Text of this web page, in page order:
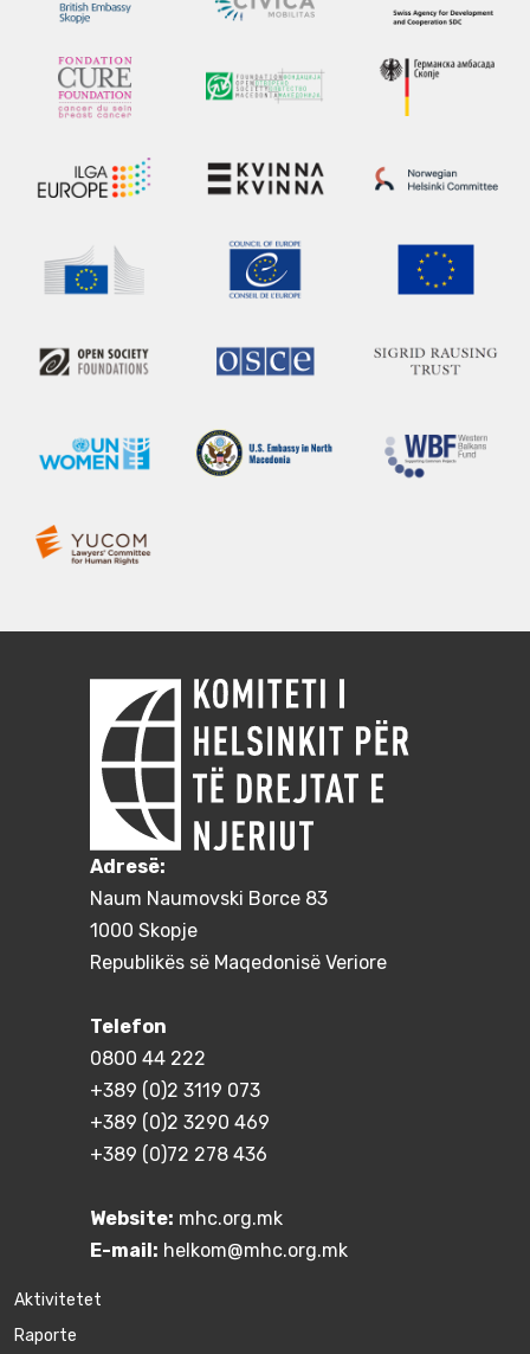
Adresë:
Naum Naumovski Borce 83
1000 Skopje
Republikës së Maqedonisë Veriore
Telefon
0800 44 222
+389 (0)2 3119 073
+389 (0)2 3290 469
+389 (0)72 278 436
Website: mhc.org.mk
E-mail: helkom@mhc.org.mk
Aktivitetet
Raporte